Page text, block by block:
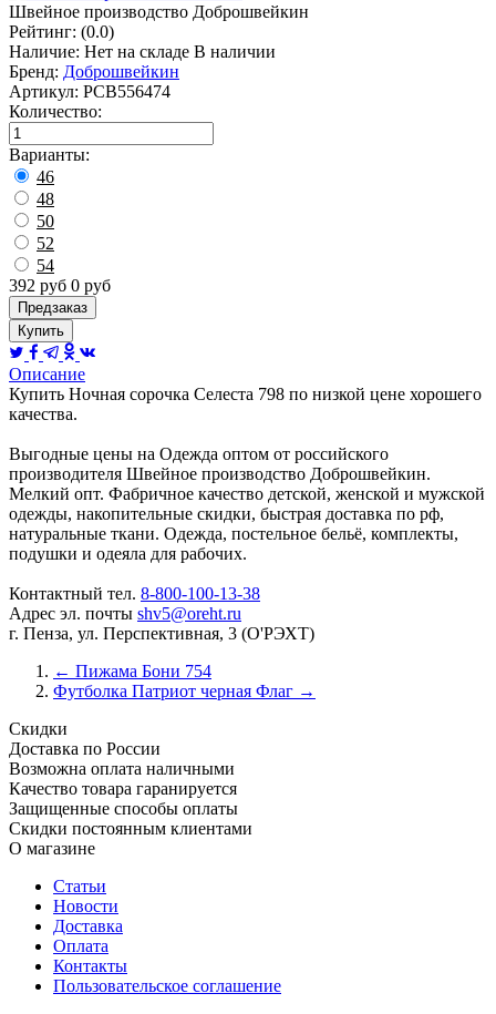
Швейное производство Доброшвейкин
Рейтинг: (0.0)
Наличие: Нет на складе В наличии
Бренд: Доброшвейкин
Артикул: РСВ556474
Количество:
Варианты:
46
48
50
52
54
392 руб 0 руб
Предзаказ
Купить
Описание
Купить Ночная сорочка Селеста 798 по низкой цене хорошего
качества.
Выгодные цены на Одежда оптом от российского
производителя Швейное производство Доброшвейкин.
Мелкий опт. Фабричное качество детской, женской и мужской
одежды, накопительные скидки, быстрая доставка по рф,
натуральные ткани. Одежда, постельное бельё, комплекты,
подушки и одеяла для рабочих.
Контактный тел. 8-800-100-13-38
Адрес эл. почты shv5@oreht.ru
г. Пенза, ул. Перспективная, 3 (О'РЭХТ)
← Пижама Бони 754
Футболка Патриот черная Флаг →
Скидки
Доставка по России
Возможна оплата наличными
Качество товара гаранируется
Защищенные способы оплаты
Скидки постоянным клиентами
О магазине
Статьи
Новости
Доставка
Оплата
Контакты
Пользовательское соглашение